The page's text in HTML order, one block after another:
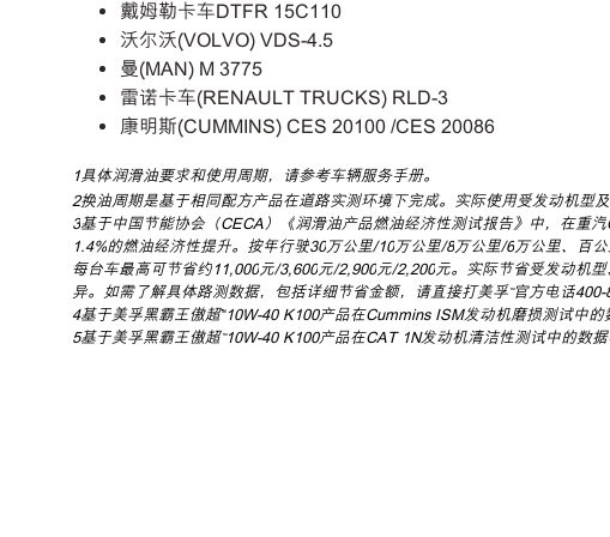
戴姆勒卡车DTFR 15C110
沃尔沃(VOLVO) VDS-4.5
曼(MAN) M 3775
雷诺卡车(RENAULT TRUCKS) RLD-3
康明斯(CUMMINS) CES 20100 /CES 20086
1具体润滑油要求和使用周期，请参考车辆服务手册。
2换油周期是基于相同配方产品在道路实测环境下完成。实际使用受发动机型及
3基于中国节能协会（CECA） 《润滑油产品燃油经济性测试报告》 中，在重汽
1.4%的燃油经济性提升。按年行驶30万公里/10万公里/8万公里/6万公里、百
每台车最高可节省约 11,000元/3,600元/2,900元/2,200元。实际节省受发动机
异。如需了解具体路测数据，包括详细节省金额，请直接打美孚™官方电话400-
4基于美孚黑霸王傲超™10W-40 K100产品在Cummins ISM发动机磨损测试中
5基于美孚黑霸王傲超™10W-40 K100产品在CAT 1N发动机清洁性测试中的数